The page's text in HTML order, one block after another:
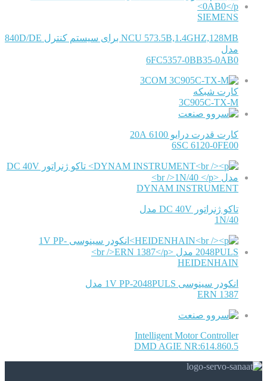
SIEMENS
NCU 573.5B,1.4GHZ,128MB برای سیستم کنترل 840D/DE
مدل
6FC5357-0BB35-0AB0
3COM
کارت شبکه
3C905C-TX-M
کارت قدرت درایو 6100 20A
6SC 6120-0FE00
DYNAM INSTRUMENT
تاکو ژنراتور DC 40V مدل
1N/40
HEIDENHAIN
انکودر سینوسی 1V PP-2048PULS مدل
ERN 1387
Intelligent Motor Controller
DMD AGIE NR:614.860.5